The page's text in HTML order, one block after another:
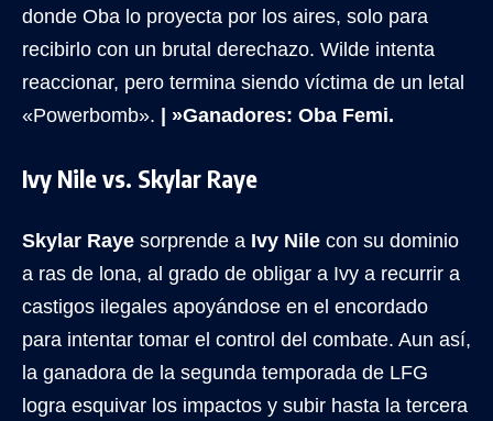
donde Oba lo proyecta por los aires, solo para
recibirlo con un brutal derechazo. Wilde intenta
reaccionar, pero termina siendo víctima de un letal
«Powerbomb».
| »Ganadores: Oba Femi.
Ivy Nile vs. Skylar Raye
Skylar Raye sorprende a Ivy Nile con su dominio
a ras de lona, al grado de obligar a Ivy a recurrir a
castigos ilegales apoyándose en el encordado
para intentar tomar el control del combate. Aun así,
la ganadora de la segunda temporada de LFG
logra esquivar los impactos y subir hasta la tercera